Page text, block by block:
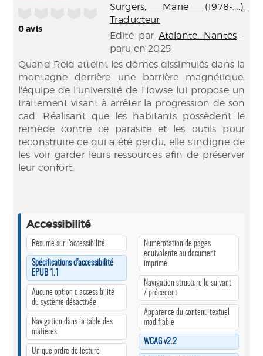
0avis
Surgers, Marie (1978-....).
Traducteur
Edité par Atalante. Nantes -
paru en 2025
Quand Reid atteint les dômes dissimulés dans la
montagne derrière une barrière magnétique,
l'équipe de l'université de Howse lui propose un
traitement visant à arrêter la progression de son
cad. Réalisant que les habitants possèdent le
remède contre ce parasite et les outils pour
reconstruire ce qui a été perdu, elle s'indigne de
les voir garder leurs ressources afin de préserver
leur confort.
Accessibilité
Résumé sur l’accessibilité
Spécifications d’accessibilité
EPUB 1.1
Aucune option d’accessibilité
du système désactivée
Navigation dans la table des
matières
Unique ordre de lecture
Numérotation de pages
équivalente au document
imprimé
Navigation structurelle suivant
/ précédent
Apparence du contenu textuel
modifiable
WCAG v2.2